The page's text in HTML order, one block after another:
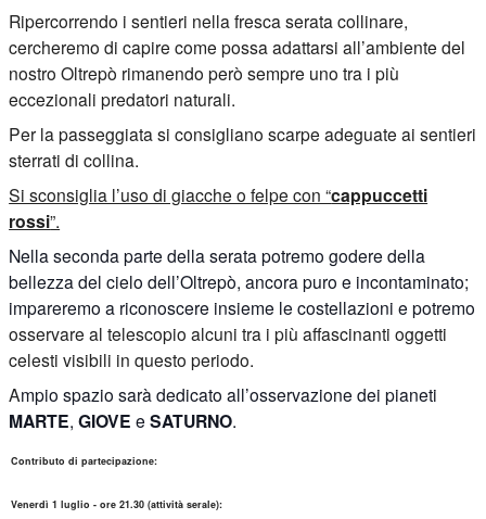
Ripercorrendo i sentieri nella fresca serata collinare,
cercheremo di capire come possa adattarsi all’ambiente del
nostro Oltrepò rimanendo però sempre uno tra i più
eccezionali predatori naturali.
Per la passeggiata si consigliano scarpe adeguate ai sentieri
sterrati di collina.
Si sconsiglia l’uso di giacche o felpe con “cappuccetti
rossi”.
Nella seconda parte della serata potremo godere della
bellezza del cielo dell’Oltrepò, ancora puro e incontaminato;
impareremo a riconoscere insieme le costellazioni e potremo
osservare al telescopio alcuni tra i più affascinanti oggetti
celesti visibili in questo periodo.
Ampio spazio sarà dedicato all’osservazione dei pianeti
MARTE,GIOVE eSATURNO.
Contributo di partecipazione:
Venerdì 1 luglio - ore 21.30 (attività serale):